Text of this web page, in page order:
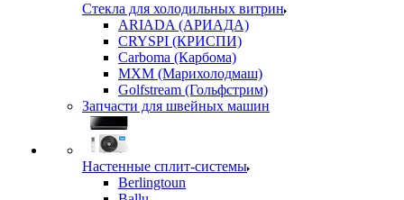
Стекла для холодильных витрин
ARIADA (АРИАДА)
CRYSPI (КРИСПИ)
Carboma (Карбома)
MXM (Марихолодмаш)
Golfstream (Гольфстрим)
Запчасти для швейных машин
Настенные сплит-системы
Berlingtoun